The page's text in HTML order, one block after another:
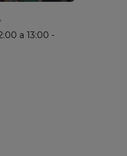
a 13:00 -